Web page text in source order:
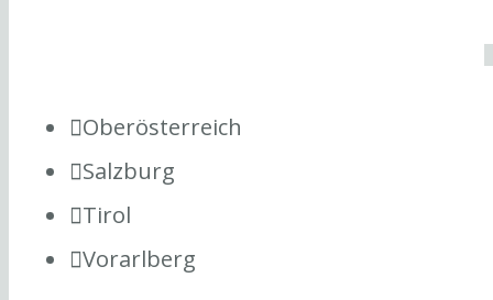
Oberösterreich
Salzburg
Tirol
Vorarlberg